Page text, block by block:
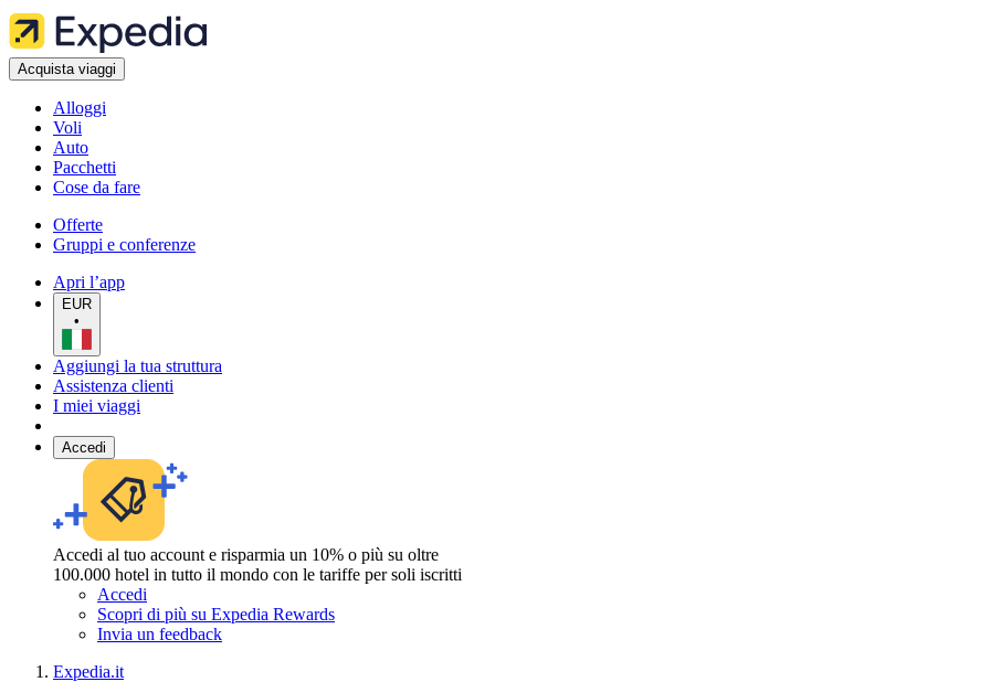
Acquista viaggi
Alloggi
Voli
Auto
Pacchetti
Cose da fare
Offerte
Gruppi e conferenze
Apri l’app
EUR
•
Aggiungi la tua struttura
Assistenza clienti
I miei viaggi
Accedi
Accedi al tuo account e risparmia un 10% o più su oltre
100.000 hotel in tutto il mondo con le tariffe per soli iscritti
Accedi
Scopri di più su Expedia Rewards
Invia un feedback
Expedia.it